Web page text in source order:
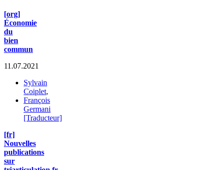
[org]
Économie
du
bien
commun
11.07.2021
Sylvain
Coiplet,
François
Germani
[Traducteur]
[fr]
Nouvelles
publications
sur